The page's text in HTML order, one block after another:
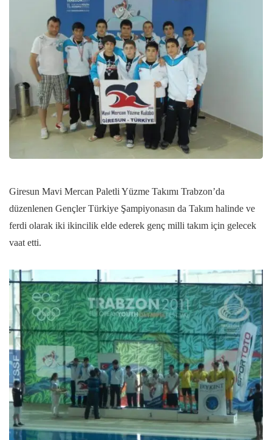
Giresun Mavi Mercan Paletli Yüzme Takımı Trabzon’da
düzenlenen Gençler Türkiye Şampiyonasın da Takım halinde ve
ferdi olarak iki ikincilik elde ederek genç milli takım için gelecek
vaat etti.